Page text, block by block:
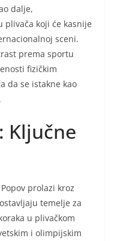
dalje,
plivača koji će kasnije
sceni.
prema sportu
fizičkim
da se istakne kao
Ključne
prolazi kroz
temelje za
u plivačkom
i olimpijskim